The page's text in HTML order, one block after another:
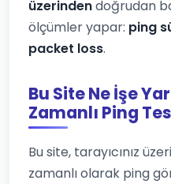
üzerindendoğrudan
ölçümler yapar: ping
packet loss.
Bu Site Ne İşe
Zamanlı Ping
Bu site, tarayıcınız
zamanlı olarak ping